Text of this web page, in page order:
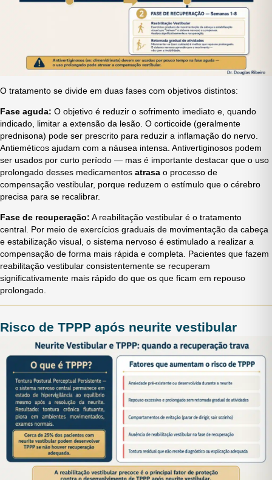
O tratamento se divide em duas fases com objetivos distintos:
Fase aguda: O objetivo é reduzir o sofrimento imediato e, quando
indicado, limitar a extensão da lesão. O corticoide (geralmente
prednisona) pode ser prescrito para reduzir a inflamação do nervo.
Antieméticos ajudam com a náusea intensa. Antivertiginosos podem
ser usados por curto período — mas é importante destacar que o uso
prolongado desses medicamentos atrasa o processo de
compensação vestibular, porque reduzem o estímulo que o cérebro
precisa para se recalibrar.
Fase de recuperação: A reabilitação vestibular é o tratamento
central. Por meio de exercícios graduais de movimentação da cabeça
e estabilização visual, o sistema nervoso é estimulado a realizar a
compensação de forma mais rápida e completa. Pacientes que fazem
reabilitação vestibular consistentemente se recuperam
significativamente mais rápido do que os que ficam em repouso
prolongado.
Risco de TPPP após neurite vestibular